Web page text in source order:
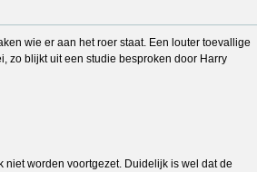
wie er aan het roer staat. Een louter toevallige
zo blijkt uit een studie besproken door Harry
worden voortgezet. Duidelijk is wel dat de